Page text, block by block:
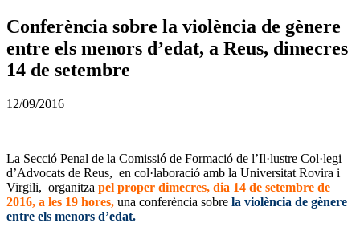
Conferència sobre la violència de gènere
entre els menors d’edat, a Reus, dimecres
14 de setembre
12/09/2016
La Secció Penal de la Comissió de Formació de l’Il·lustre Col·legi
d’Advocats de Reus, en col·laboració amb la Universitat Rovira i
Virgili, organitza pel proper dimecres, dia 14 de setembre de
2016, a les 19 hores, una conferència sobre la violència de gènere
entre els menors d’edat.